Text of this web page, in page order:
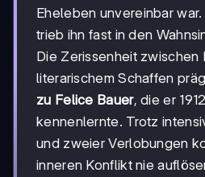
Eheleben unvereinbar
trieb ihn fast in den
Die Zerissenheit zwischen
literarischem Schaffen
zu Felice Bauer, die er
kennenlernte. Trotz
und zweier Verlobungen
inneren Konflikt nie